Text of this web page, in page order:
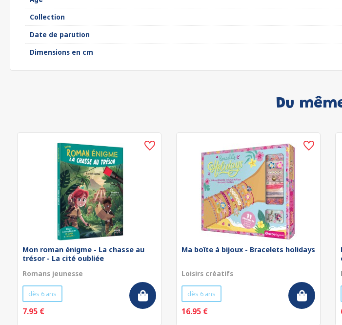
Collection
Date de parution
Dimensions en cm
Du
Mon roman énigme - La chasse au
trésor - La cité oubliée
Romans jeunesse
dès 6 ans
7.95 €
Ma boîte à bijoux - Bracelets holidays
Loisirs créatifs
dès 6 ans
16.95 €